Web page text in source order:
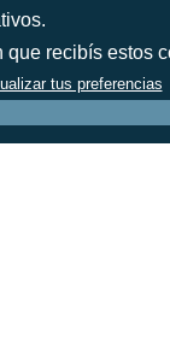
que recibís estos
tus preferencias